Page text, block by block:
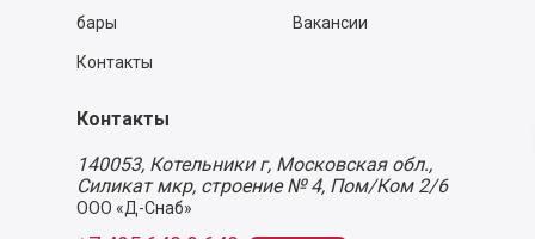
бары
Контакты
Вакансии
Контакты
140053, Котельники г, Московская обл.,
Силикат мкр, строение № 4, Пом/Ком 2/6
ООО «Д-Снаб»